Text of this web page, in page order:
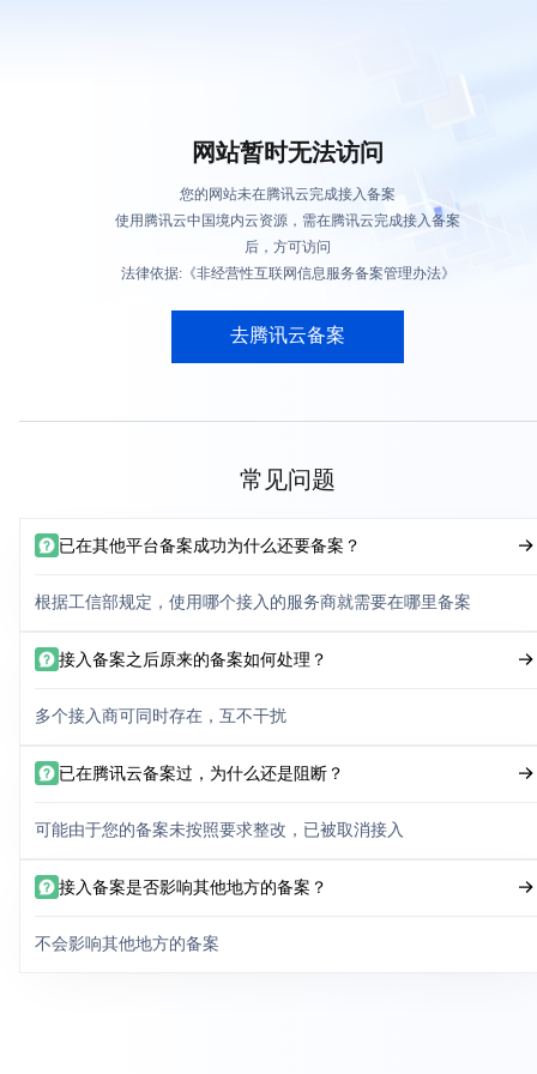
网站暂时无法访问
您的网站未在腾讯云完成接入备案
使用腾讯云中国境内云资源，需在腾讯云完成接入备案
后，方可访问
法律依据:《非经营性互联网信息服务备案管理办法》
去腾讯云备案
常见问题
已在其他平台备案成功为什么还要备案？
根据工信部规定，使用哪个接入的服务商就需要在哪里备案
接入备案之后原来的备案如何处理？
多个接入商可同时存在，互不干扰
已在腾讯云备案过，为什么还是阻断？
可能由于您的备案未按照要求整改，已被取消接入
接入备案是否影响其他地方的备案？
不会影响其他地方的备案